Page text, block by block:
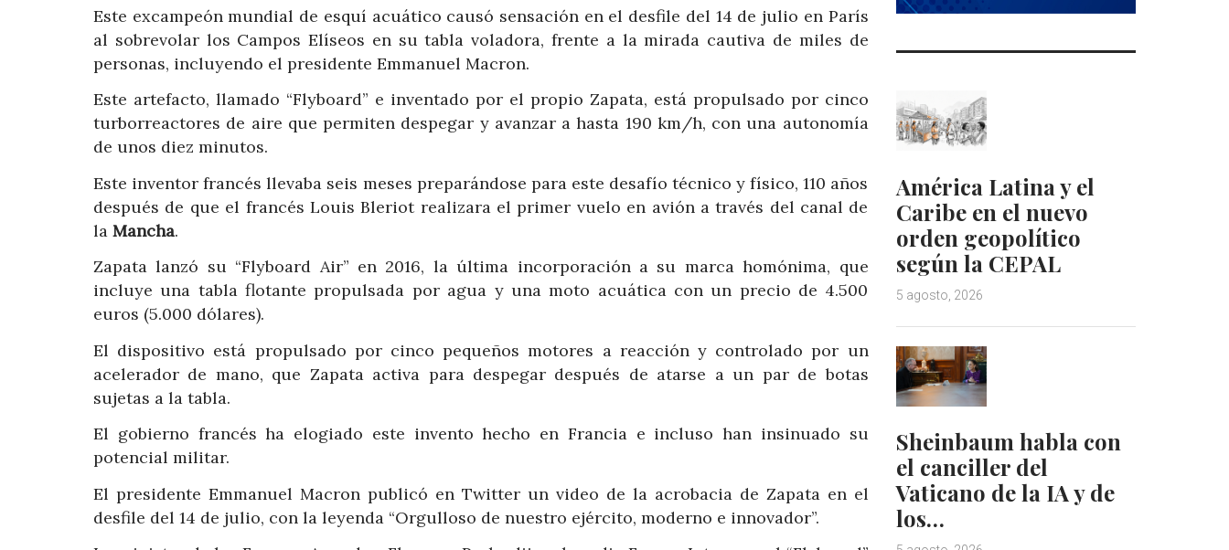
Este excampeón mundial de esquí acuático causó sensación en el desfile del 14 de julio en París
al sobrevolar los Campos Elíseos en su tabla voladora, frente a la mirada cautiva de miles de
personas, incluyendo el presidente Emmanuel Macron.
Este artefacto, llamado “Flyboard” e inventado por el propio Zapata, está propulsado por cinco
turborreactores de aire que permiten despegar y avanzar a hasta 190 km/h, con una autonomía
de unos diez minutos.
Este inventor francés llevaba seis meses preparándose para este desafío técnico y físico, 110 años
después de que el francés Louis Bleriot realizara el primer vuelo en avión a través del canal de
la Mancha.
Zapata lanzó su “Flyboard Air” en 2016, la última incorporación a su marca homónima, que
incluye una tabla flotante propulsada por agua y una moto acuática con un precio de 4.500
euros (5.000 dólares).
El dispositivo está propulsado por cinco pequeños motores a reacción y controlado por un
acelerador de mano, que Zapata activa para despegar después de atarse a un par de botas
sujetas a la tabla.
El gobierno francés ha elogiado este invento hecho en Francia e incluso han insinuado su
potencial militar.
El presidente Emmanuel Macron publicó en Twitter un video de la acrobacia de Zapata en el
desfile del 14 de julio, con la leyenda “Orgulloso de nuestro ejército, moderno e innovador”.
América Latina y el
Caribe en el nuevo
orden geopolítico
según la CEPAL
5 agosto, 2026
Sheinbaum habla con
el canciller del
Vaticano de la IA y de
los…